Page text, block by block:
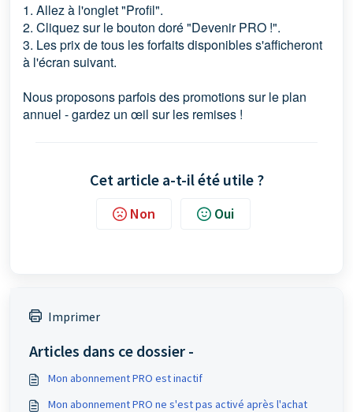
1. Allez à l'onglet "Profil".
2. Cliquez sur le bouton doré "Devenir PRO !".
3. Les prix de tous les forfaits disponibles s'afficheront
à l'écran suivant.
Nous proposons parfois des promotions sur le plan
annuel - gardez un œil sur les remises !
Cet article a-t-il été utile ?
Non Oui
Imprimer
Articles dans ce dossier -
Mon abonnement PRO est inactif
Mon abonnement PRO ne s'est pas activé après l'achat